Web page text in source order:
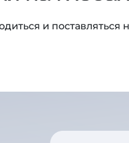
и поставляться